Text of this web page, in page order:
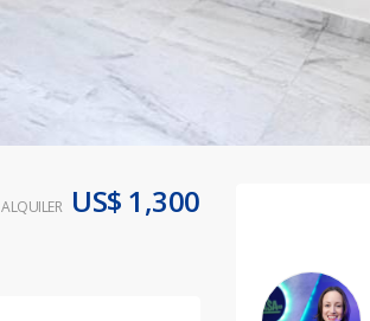
ALQUILER US$ 1,300